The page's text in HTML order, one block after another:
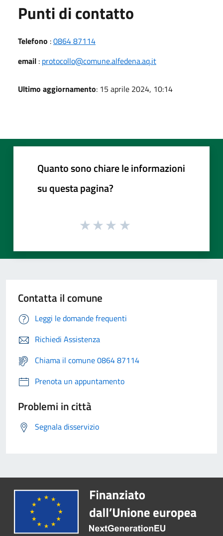
Punti di contatto
Telefono :0864 87114
email : protocollo@comune.alfedena.aq.it
Ultimo aggiornamento: 15 aprile 2024, 10:14
Quanto sono chiare le informazioni
su questa pagina?
Contatta il comune
Leggi le domande frequenti
Richiedi Assistenza
Chiama il comune 0864 87114
Prenota un appuntamento
Problemi in città
Segnala disservizio